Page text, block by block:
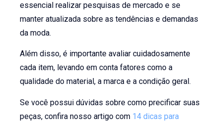
essencial realizar pesquisas de mercado e se
manter atualizada sobre as tendências e demandas
da moda.
Além disso, é importante avaliar cuidadosamente
cada item, levando em conta fatores como a
qualidade do material, a marca e a condição geral.
Se você possui dúvidas sobre como precificar suas
peças, confira nosso artigo com 14 dicas para